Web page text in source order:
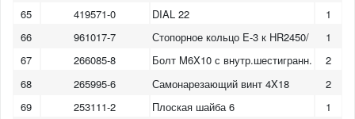
65
419571-0 DIAL 22
1
66
961017-7 Стопорное кольцо E-3 к HR2450/
1
67
266085-8 Болт M6X10 с внутр.шестигранн.
2
68
265995-6 Самонарезающий винт 4X18
2
69
253111-2 Плоская шайба 6 1